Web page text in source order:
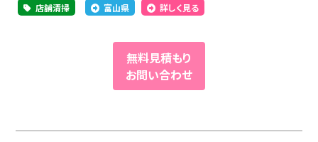
店舗清掃 富山県 詳しく見る
無料見積もり
お問い合わせ